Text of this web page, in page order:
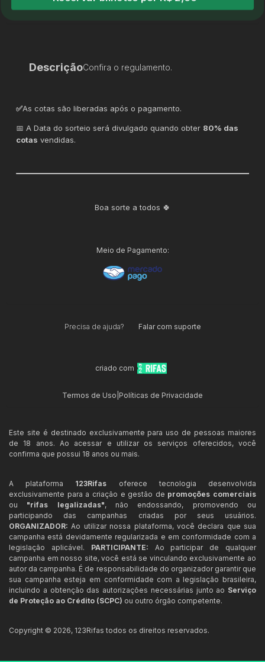
DescriçãoConfira o regulamento.
✅As cotas são liberadas após o pagamento.
📅 A Data do sorteio será divulgado quando obter 80% das
cotas vendidas.
Boa sorte a todos 🍀
Meio de Pagamento:
Precisa de ajuda? Falar com suporte
criado com
Termos de Uso Políticas de Privacidade
Este site é destinado exclusivamente para uso de pessoas maiores
de 18 anos. Ao acessar e utilizar os serviços oferecidos, você
confirma que possui 18 anos ou mais.
A plataforma 123Rifas oferece tecnologia desenvolvida
exclusivamente para a criação e gestão de promoções comerciais
ou "rifas legalizadas", não endossando, promovendo ou
participando das campanhas criadas por seus usuários.
ORGANIZADOR: Ao utilizar nossa plataforma, você declara que sua
campanha está devidamente regularizada e em conformidade com a
legislação aplicável. PARTICIPANTE: Ao participar de qualquer
campanha em nosso site, você está se vinculando exclusivamente ao
autor da campanha. É de responsabilidade do organizador garantir que
sua campanha esteja em conformidade com a legislação brasileira,
incluindo a obtenção das autorizações necessárias junto ao Serviço
de Proteção ao Crédito (SCPC) ou outro órgão competente.
Copyright © 2026, 123Rifas todos os direitos reservados.